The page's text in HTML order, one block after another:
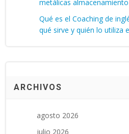
metálicas
Qué es el Coaching de
qué sirve y quién lo utiliza
ARCHIVOS
agosto 2026
julio 2026